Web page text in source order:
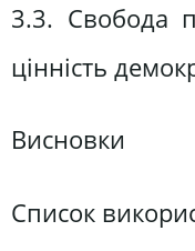
3.3. Свобода
цінність
Висновки
Список